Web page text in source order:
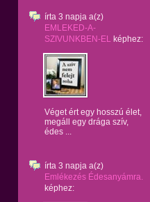
írta 3 napja a(z)
EMLEKED-A-
SZIVUNKBEN-EL képhez:
Véget ért egy hosszú élet,
megáll egy drága szív,
édes ...
írta 3 napja a(z)
Emlékezés Édesanyámra.
képhez: